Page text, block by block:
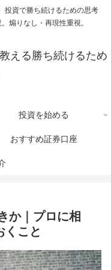
投資で勝ち続けるための思考
煽りなし・再現性重視。
える勝ち続けるため
投資を始める
おすすめ証券口座
か｜プロに相
くこと